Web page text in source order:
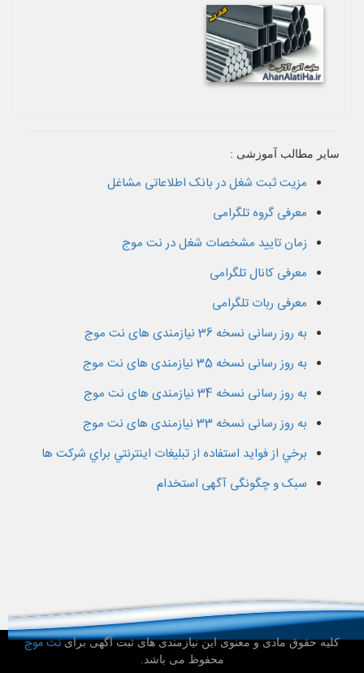
سایر مطالب آموزشی :
مزیت ثبت شغل در بانک اطلاعاتی مشاغل
معرفی گروه تلگرامی
زمان تایید مشخصات شغل در نت موج
معرفی کانال تلگرامی
معرفی ربات تلگرامی
به روز رسانی نسخه 36 نیازمندی های نت موج
به روز رسانی نسخه 35 نیازمندی های نت موج
به روز رسانی نسخه 34 نیازمندی های نت موج
به روز رسانی نسخه 33 نیازمندی های نت موج
برخي از فوايد استفاده از تبليغات اينترنتي براي شرکت ها
سبک و چگونگی آگهی استخدام
کلیه حقوق مادی و معنوی این نیازمندی های ثبت آگهی براینت موج
محفوظ می باشد.